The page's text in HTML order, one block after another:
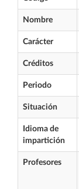
Nombre
Carácter
Créditos
Periodo
Situación
Idioma de
impartición
Profesores